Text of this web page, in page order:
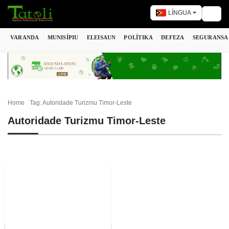
LÍNGUA
VARANDA MUNISÍPIU ELEISAUN POLÍTIKA DEFEZA SEGURANSA
Home Tag: Autoridade Turizmu Timor-Leste
Autoridade Turizmu Timor-Leste